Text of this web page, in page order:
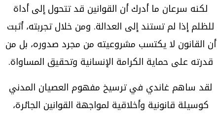
لكنه سرعان ما أدرك أن القوانين قد تتحول إلى أداة
للظلم إذا لم تستند إلى العدالة. ومن خلال تجربته، أثبت
أن القانون لا يكتسب مشروعيته من مجرد صدوره، بل من
قدرته على حماية الكرامة الإنسانية وتحقيق المساواة.
لقد ساهم غاندي في ترسيخ مفهوم العصيان المدني
كوسيلة قانونية وأخلاقية لمواجهة القوانين الجائرة،